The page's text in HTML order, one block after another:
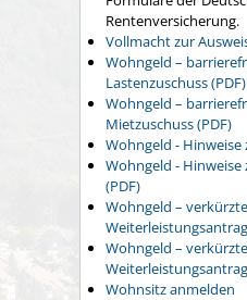
Rentenversicherung.
Vollmacht zur
Wohngeld –
Lastenzuschuss (PDF)
Wohngeld –
Mietzuschuss (PDF)
Wohngeld - Hinweise
Wohngeld -
(PDF)
Wohngeld –
Wohngeld –
Wohnsitz anmelden